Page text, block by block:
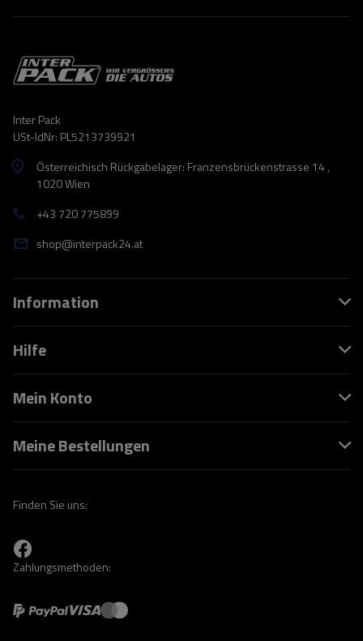
Inter Pack
USt-IdNr: PL5213739921
Österreichisch Rückgabelager: Franzensbrückenstrasse 14 ,
1020 Wien
+43 720 775899
shop@interpack24.at
Information
Hilfe
Mein Konto
Meine Bestellungen
Finden Sie uns:
Zahlungsmethoden: